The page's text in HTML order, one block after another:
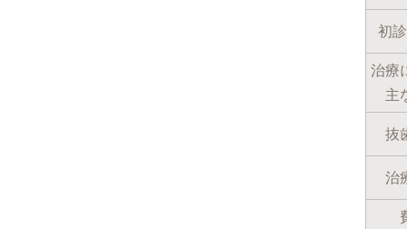
初
治療
主
抜
治